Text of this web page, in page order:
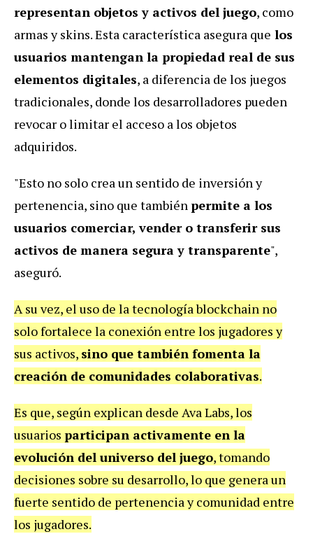
representan objetos y activos del juego, como
armas y skins. Esta característica asegura que los
usuarios mantengan la propiedad real de sus
elementos digitales, a diferencia de los juegos
tradicionales, donde los desarrolladores pueden
revocar o limitar el acceso a los objetos
adquiridos.
"Esto no solo crea un sentido de inversión y
pertenencia, sino que tambiénpermite a los
usuarios comerciar, vender o transferir sus
activos de manera segura y transparente",
aseguró.
A su vez, el uso de la tecnología blockchain no
solo fortalece la conexión entre los jugadores y
sus activos, sino que también fomenta la
creación de comunidades colaborativas.
Es que, según explican desde Ava Labs, los
usuarios participan activamente en la
evolución del universo del juego, tomando
decisiones sobre su desarrollo, lo que genera un
fuerte sentido de pertenencia y comunidad entre
los jugadores.